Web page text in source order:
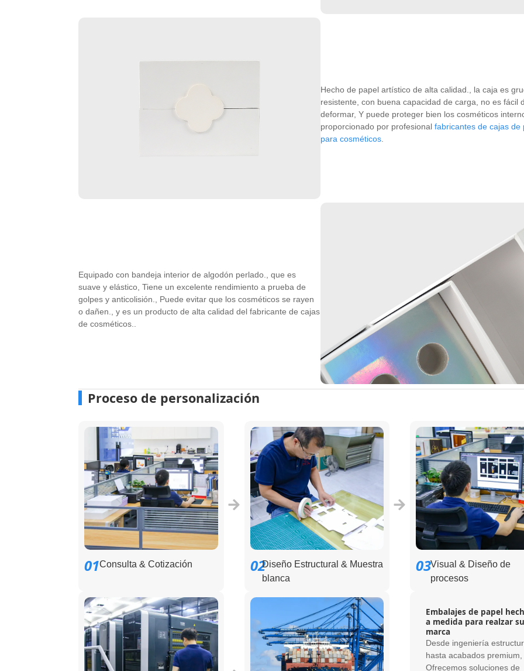
Hecho de papel artístico de alta calidad., la caja es
resistente, con buena capacidad de carga, no es fácil
deformar, Y puede proteger bien los cosméticos
proporcionado por profesional fabricantes de cajas de
para cosméticos.
Equipado con bandeja interior de algodón perlado., que es
suave y elástico, Tiene un excelente rendimiento a prueba de
golpes y anticolisión., Puede evitar que los cosméticos se rayen
o dañen., y es un producto de alta calidad del fabricante de cajas
de cosméticos..
Proceso de personalización
01Consulta & Cotización 02Diseño Estructural & Muestra
blanca
03Visual & Diseño de
procesos
Embalajes de papel
a medida para realzar su
marca
Desde ingeniería
hasta acabados premium,
Ofrecemos soluciones de